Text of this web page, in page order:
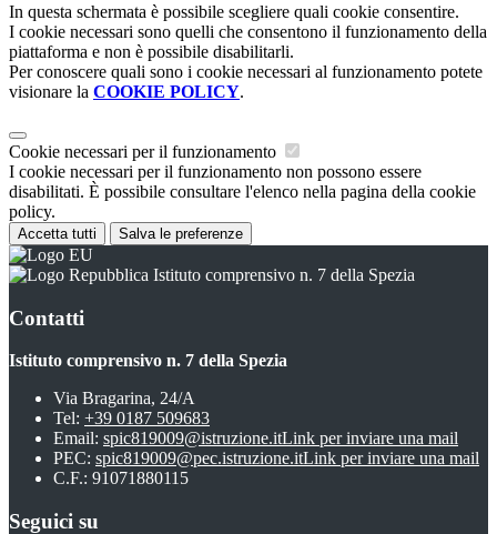
In questa schermata è possibile scegliere quali cookie consentire.
I cookie necessari sono quelli che consentono il funzionamento della
piattaforma e non è possibile disabilitarli.
Per conoscere quali sono i cookie necessari al funzionamento potete
visionare la COOKIE POLICY.
Cookie necessari per il funzionamento
I cookie necessari per il funzionamento non possono essere
disabilitati. È possibile consultare l'elenco nella pagina della cookie
policy.
Accetta tutti Salva le preferenze
Istituto comprensivo n. 7 della Spezia
Contatti
Istituto comprensivo n. 7 della Spezia
Via Bragarina, 24/A
Tel: +39 0187 509683
Email: spic819009@istruzione.itLink per inviare una mail
PEC: spic819009@pec.istruzione.itLink per inviare una mail
C.F.: 91071880115
Seguici su